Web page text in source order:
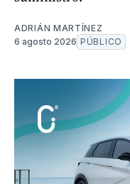
ADRIÁN MARTÍNEZ
6 agosto 2026 PÚBLICO